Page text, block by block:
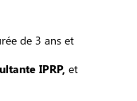
de 3 ans et
IPRP, et